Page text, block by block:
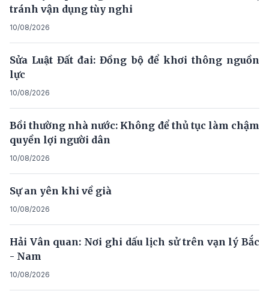
tránh vận dụng tùy nghi
10/08/2026
Sửa Luật Đất đai: Đồng bộ để khơi thông nguồn
lực
10/08/2026
Bồi thường nhà nước: Không để thủ tục làm chậm
quyền lợi người dân
10/08/2026
Sự an yên khi về già
10/08/2026
Hải Vân quan: Nơi ghi dấu lịch sử trên vạn lý Bắc
- Nam
10/08/2026